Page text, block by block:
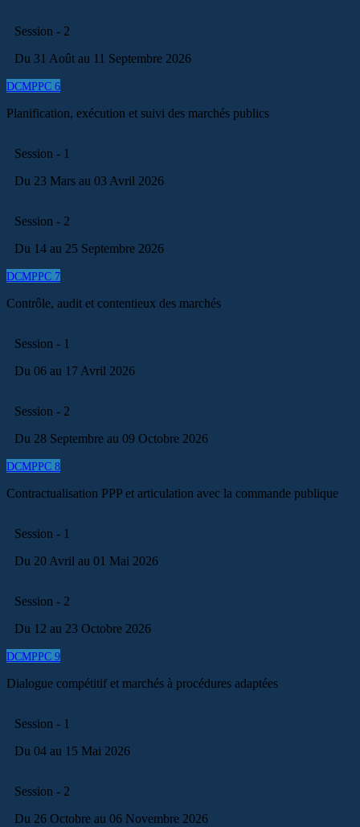
Session - 2
Du 31 Août au 11 Septembre 2026
DCMPPC 6
Planification, exécution et suivi des marchés publics
Session - 1
Du 23 Mars au 03 Avril 2026
Session - 2
Du 14 au 25 Septembre 2026
DCMPPC 7
Contrôle, audit et contentieux des marchés
Session - 1
Du 06 au 17 Avril 2026
Session - 2
Du 28 Septembre au 09 Octobre 2026
DCMPPC 8
Contractualisation PPP et articulation avec la commande publique
Session - 1
Du 20 Avril au 01 Mai 2026
Session - 2
Du 12 au 23 Octobre 2026
DCMPPC 9
Dialogue compétitif et marchés à procédures adaptées
Session - 1
Du 04 au 15 Mai 2026
Session - 2
Du 26 Octobre au 06 Novembre 2026